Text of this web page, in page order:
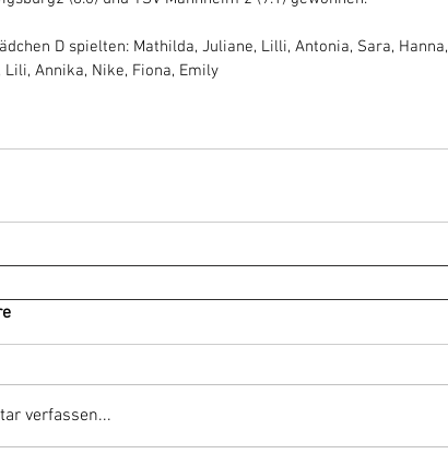
D spielten: Mathilda, Juliane, Lilli, Antonia, Sara,
Lili, Annika, Nike, Fiona, Emily
verfassen...